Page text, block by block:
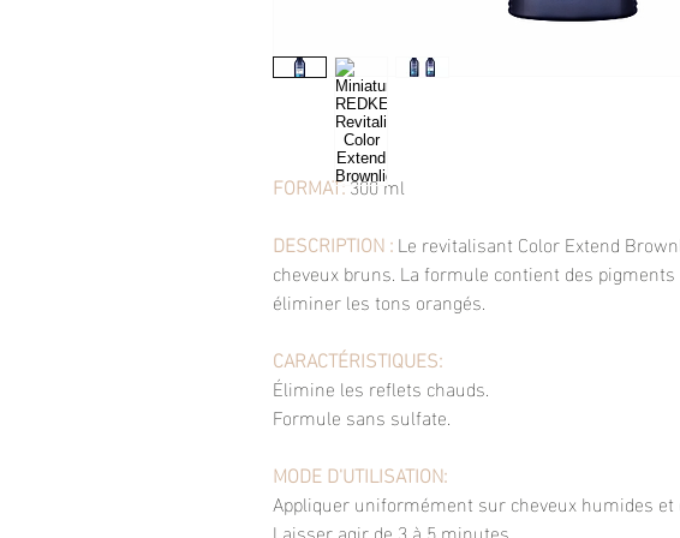
FORMAT:300 ml
DESCRIPTION :Le revitalisant Color Extend
cheveux bruns. La formule contient des
éliminer les tons orangés.
CARACTÉRISTIQUES:
Élimine les reflets chauds.
Formule sans sulfate.
MODE D'UTILISATION:
Appliquer uniformément sur cheveux humides